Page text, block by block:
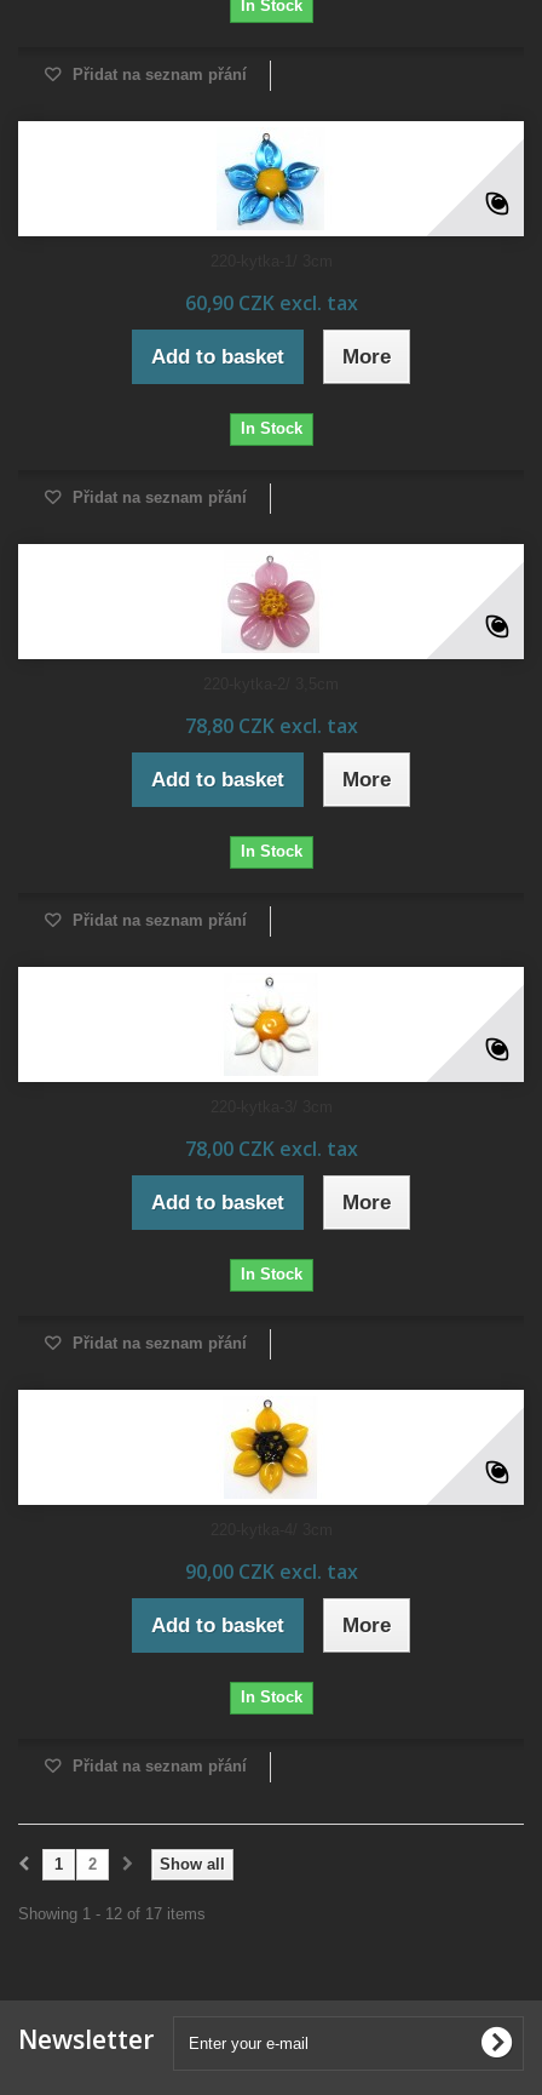
In Stock
Přidat na seznam přání
60,90 CZK excl. tax
Add to basket More
In Stock
Přidat na seznam přání
78,80 CZK excl. tax
Add to basket More
In Stock
Přidat na seznam přání
78,00 CZK excl. tax
Add to basket More
In Stock
Přidat na seznam přání
90,00 CZK excl. tax
Add to basket More
In Stock
Přidat na seznam přání
Show all
1 2
Showing 1 - 12 of 17 items
Newsletter